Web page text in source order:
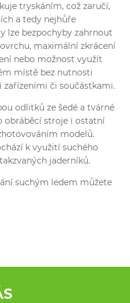
tryskáním, což zaručí,
a tedy nejhůře
lze bezpochyby zahrnout
maximální zkrácení
nebo možnost využít
místě bez nutnosti
či součástkami.
odlitků ze šedé a tvárné
obráběcí stroje i ostatní
modelů.
k využití suchého
jaderníků.
suchým ledem můžete